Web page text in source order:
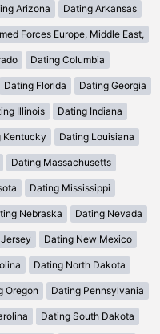
Arizona Dating Arkansas
Forces Europe, Middle East,
Dating Columbia
Dating Florida Dating Georgia
Illinois Dating Indiana
Kentucky Dating Louisiana
Dating Massachusetts
Dating Mississippi
Nebraska Dating Nevada
Dating New Mexico
Dating North Dakota
Oregon Dating Pennsylvania
Dating South Dakota